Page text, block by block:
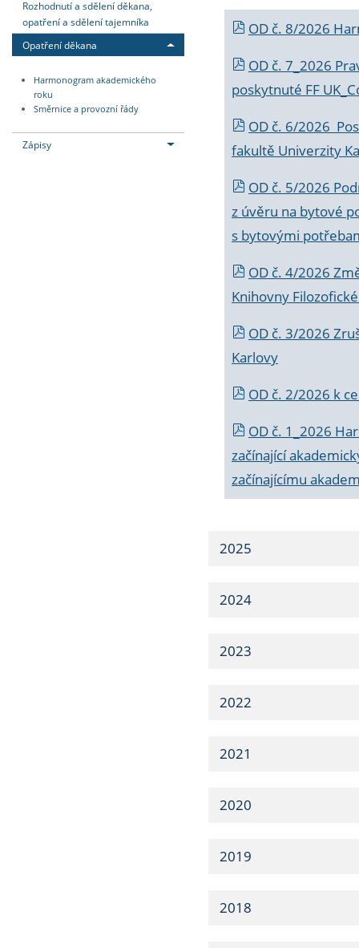
Rozhodnutí a sdělení děkana,
opatření a sdělení tajemníka
Opatření děkana
Harmonogram akademického
roku
Směrnice a provozní řády
Zápisy
OD č. 8/2026
OD č. 7_2026
poskytnuté FF
OD č. 6/2026
fakultě Univerzity
OD č. 5/2026
z úvěru na bytové
s bytovými
OD č. 4/2026
Knihovny
OD č. 3/2026
Karlovy
OD č. 2/2026 k
OD č. 1_2026
začínající
začínajícímu
2025
2024
2023
2022
2021
2020
2019
2018